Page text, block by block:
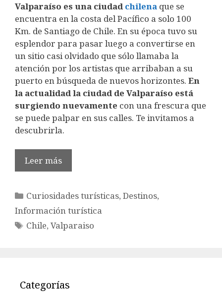
Valparaíso es una ciudad chilena que se
encuentra en la costa del Pacífico a solo 100
Km. de Santiago de Chile. En su época tuvo su
esplendor para pasar luego a convertirse en
un sitio casi olvidado que sólo llamaba la
atención por los artistas que arribaban a su
puerto en búsqueda de nuevos horizontes. En
la actualidad la ciudad de Valparaíso está
surgiendo nuevamente con una frescura que
se puede palpar en sus calles. Te invitamos a
descubrirla.
Leer más
Categorías
Curiosidades turísticas,Destinos,
Información turística
Etiquetas
Chile,Valparaiso
Categorías